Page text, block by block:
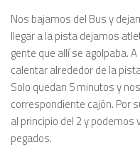
Nos bajamos del Bus y
llegar a la pista dejamos
gente que allí se agolpaba.
calentar alrededor de la
Solo quedan 5 minutos y
correspondiente cajón. Por
al principio del 2 y
pegados.